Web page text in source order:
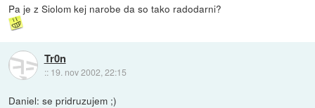
Pa je z Siolom kej narobe da so tako radodarni?
Tr0n
:: 19. nov 2002, 22:15
Daniel: se pridruzujem ;)